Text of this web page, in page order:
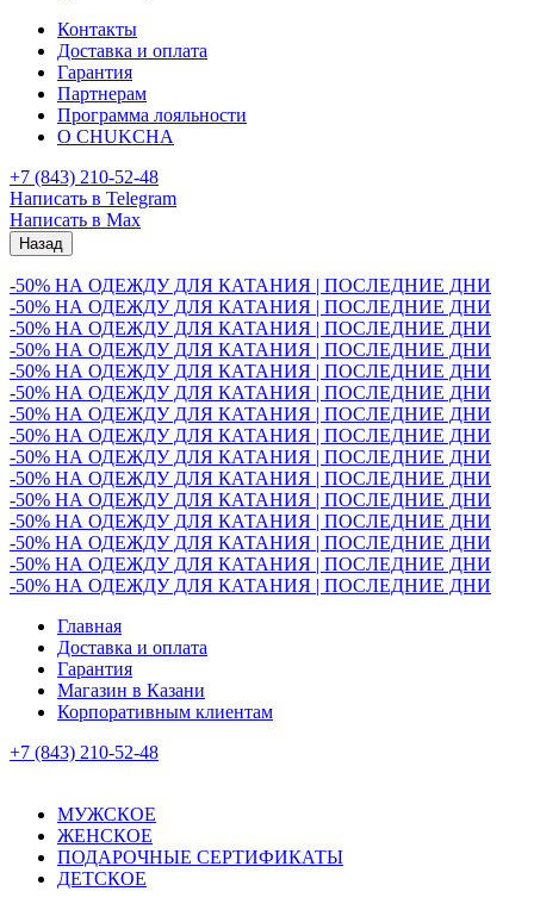
Контакты
Доставка и оплата
Гарантия
Партнерам
Программа лояльности
О CHUKCHA
+7 (843) 210-52-48
Написать в Telegram
Написать в Max
Назад
-50% НА ОДЕЖДУ ДЛЯ КАТАНИЯ | ПОСЛЕДНИЕ ДНИ
-50% НА ОДЕЖДУ ДЛЯ КАТАНИЯ | ПОСЛЕДНИЕ ДНИ
-50% НА ОДЕЖДУ ДЛЯ КАТАНИЯ | ПОСЛЕДНИЕ ДНИ
-50% НА ОДЕЖДУ ДЛЯ КАТАНИЯ | ПОСЛЕДНИЕ ДНИ
-50% НА ОДЕЖДУ ДЛЯ КАТАНИЯ | ПОСЛЕДНИЕ ДНИ
-50% НА ОДЕЖДУ ДЛЯ КАТАНИЯ | ПОСЛЕДНИЕ ДНИ
-50% НА ОДЕЖДУ ДЛЯ КАТАНИЯ | ПОСЛЕДНИЕ ДНИ
-50% НА ОДЕЖДУ ДЛЯ КАТАНИЯ | ПОСЛЕДНИЕ ДНИ
-50% НА ОДЕЖДУ ДЛЯ КАТАНИЯ | ПОСЛЕДНИЕ ДНИ
-50% НА ОДЕЖДУ ДЛЯ КАТАНИЯ | ПОСЛЕДНИЕ ДНИ
-50% НА ОДЕЖДУ ДЛЯ КАТАНИЯ | ПОСЛЕДНИЕ ДНИ
-50% НА ОДЕЖДУ ДЛЯ КАТАНИЯ | ПОСЛЕДНИЕ ДНИ
-50% НА ОДЕЖДУ ДЛЯ КАТАНИЯ | ПОСЛЕДНИЕ ДНИ
-50% НА ОДЕЖДУ ДЛЯ КАТАНИЯ | ПОСЛЕДНИЕ ДНИ
-50% НА ОДЕЖДУ ДЛЯ КАТАНИЯ | ПОСЛЕДНИЕ ДНИ
Главная
Доставка и оплата
Гарантия
Магазин в Казани
Корпоративным клиентам
+7 (843) 210-52-48
МУЖСКОЕ
ЖЕНСКОЕ
ПОДАРОЧНЫЕ СЕРТИФИКАТЫ
ДЕТСКОЕ